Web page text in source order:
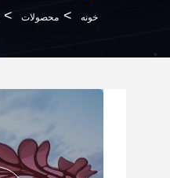
خونه > محصولات >